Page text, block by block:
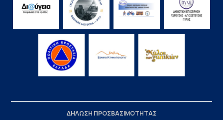
ΔΗΛΩΣΗ ΠΡΟΣΒΑΣΙΜΟΤΗΤΑΣ